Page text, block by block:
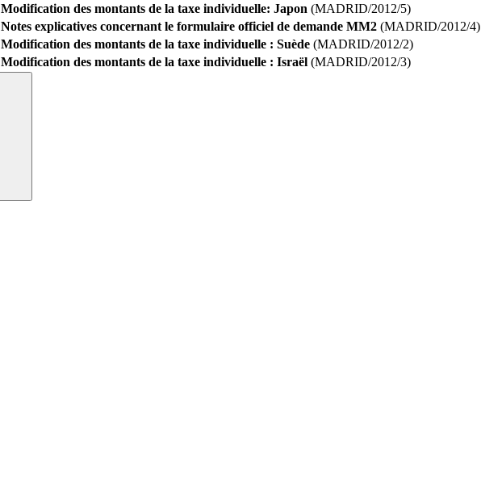
Modification des montants de la taxe individuelle: Japon (MADRID/2012/5)
Notes explicatives concernant le formulaire officiel de demande MM2 (MADRID/2012/4)
Modification des montants de la taxe individuelle : Suède (MADRID/2012/2)
Modification des montants de la taxe individuelle : Israël (MADRID/2012/3)